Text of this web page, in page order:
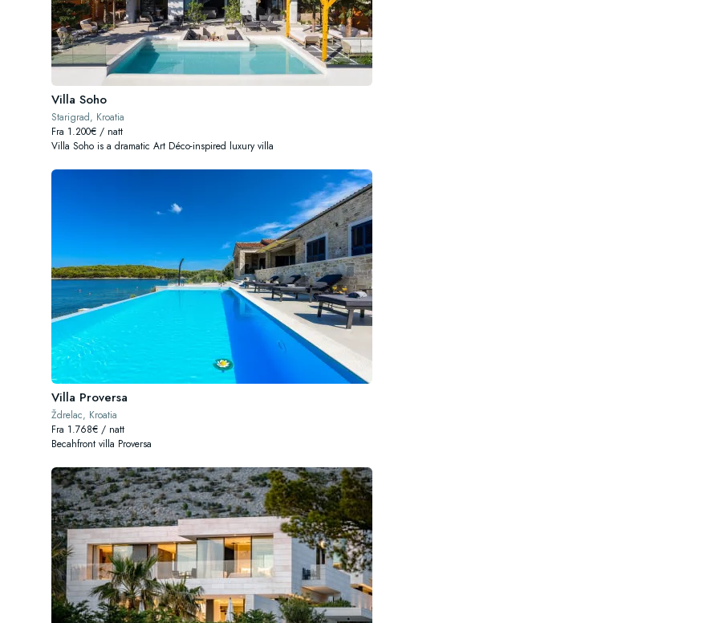
Villa Soho
Starigrad, Kroatia
Fra 1.200€ / natt
Villa Soho is a dramatic Art Déco-inspired luxury villa
Villa Proversa
Ždrelac, Kroatia
Fra 1.768€ / natt
Becahfront villa Proversa